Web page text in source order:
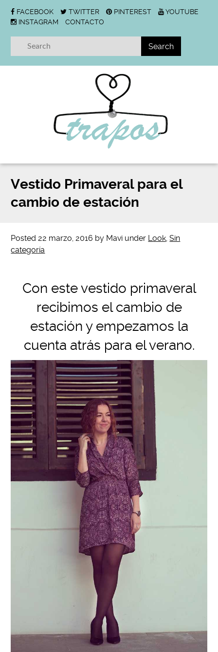
FACEBOOK TWITTER PINTEREST
YOUTUBE
INSTAGRAM
CONTACTO
Vestido Primaveral para el
cambio de estación
Posted22 marzo, 2016 by Mavi under Look,Sin
categoría
Con este vestido primaveral
recibimos el cambio de
estación y empezamos la
cuenta atrás para el verano.